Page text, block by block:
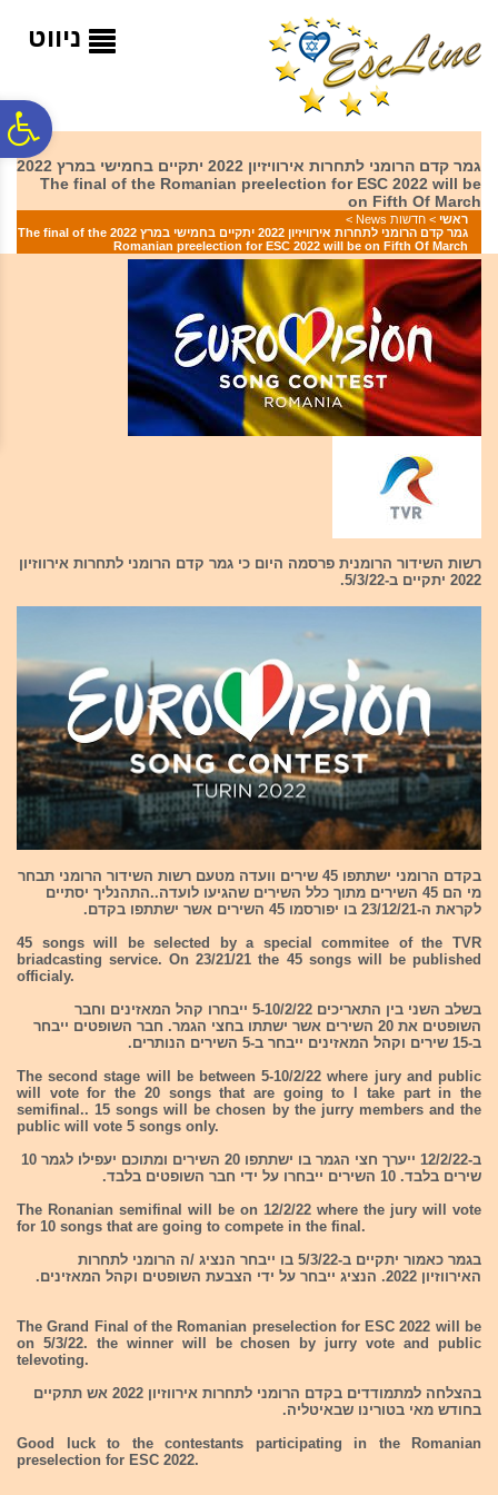
המרכזי
ניווט
גמר קדם הרומני לתחרות אירוויזיון 2022 יתקיים בחמישי במרץ 2022
The final of the Romanian preelection for ESC 2022 will be
on Fifth Of March
ראשי > חדשות News
>
גמר קדם הרומני לתחרות אירוויזיון 2022 יתקיים בחמישי במרץ 2022 The final of the
Romanian preelection for ESC 2022 will be on Fifth Of March
רשות השידור הרומנית פרסמה היום כי גמר קדם הרומני לתחרות אירווזיון
2022 יתקיים ב-5/3/22.
בקדם הרומני ישתתפו 45 שירים וועדה מטעם רשות השידור הרומני תבחר
מי הם 45 השירים מתוך כלל השירים שהגיעו לועדה..התהנליך יסתיים
לקראת ה-23/12/21 בו יפורסמו 45 השירים אשר ישתתפו בקדם.
45 songs will be selected by a special commitee of the TVR
briadcasting service. On 23/21/21 the 45 songs will be published
officialy.
בשלב השני בין התאריכים 5-10/2/22 ייבחרו קהל המאזינים וחבר
השופטים את 20 השירים אשר ישתתו בחצי הגמר. חבר השופטים ייבחר
ב-15 שירים וקהל המאזינים ייבחר ב-5 השירים הנותרים.
The second stage will be between 5-10/2/22 where jury and public
will vote for the 20 songs that are going to l take part in the
semifinal.. 15 songs will be chosen by the jurry members and the
public will vote 5 songs only.
ב-12/2/22 ייערך חצי הגמר בו ישתתפו 20 השירים ומתוכם יעפילו לגמר 10
שירים בלבד. 10 השירים ייבחרו על ידי חבר השופטים בלבד.
The Ronanian semifinal will be on 12/2/22 where the jury will vote
for 10 songs that are going to compete in the final.
בגמר כאמור יתקיים ב-5/3/22 בו ייבחר הנציג /ה הרומני לתחרות
האירווזיון 2022. הנציג ייבחר על ידי הצבעת השופטים וקהל המאזינים.
The Grand Final of the Romanian preselection for ESC 2022 will be
on 5/3/22. the winner will be chosen by jurry vote and public
televoting.
בהצלחה למתמודדים בקדם הרומני לתחרות אירווזיון 2022 אש תתקיים
בחודש מאי בטורינו שבאיטליה.
Good luck to the contestants participating in the Romanian
preselection for ESC 2022.